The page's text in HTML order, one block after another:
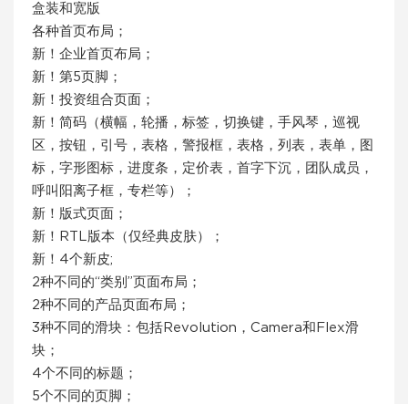
盒装和宽版
各种首页布局；
新！企业首页布局；
新！第5页脚；
新！投资组合页面；
新！简码（横幅，轮播，标签，切换键，手风琴，巡视
区，按钮，引号，表格，警报框，表格，列表，表单，图
标，字形图标，进度条，定价表，首字下沉，团队成员，
呼叫阳离子框，专栏等）；
新！版式页面；
新！RTL版本（仅经典皮肤）；
新！4个新皮;
2种不同的“类别”页面布局；
2种不同的产品页面布局；
3种不同的滑块：包括Revolution，Camera和Flex滑
块；
4个不同的标题；
5个不同的页脚；